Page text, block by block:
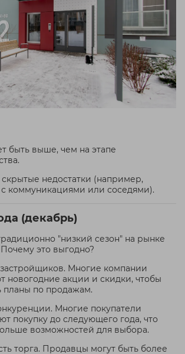
быть выше, чем на этапе
недостатки (например,
коммуникациями или соседями).
(декабрь)
"низкий сезон" на рынке
это выгодно?
Многие компании
новогодние акции и скидки, чтобы
планы по продажам.
Многие покупатели
покупку до следующего года, что
возможностей для выбора.
торга. Продавцы могут быть более